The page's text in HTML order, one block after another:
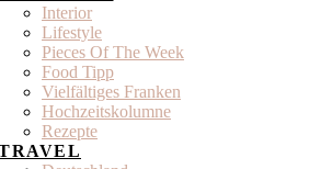
Interior
Lifestyle
Pieces Of The Week
Food Tipp
Vielfältiges Franken
Hochzeitskolumne
Rezepte